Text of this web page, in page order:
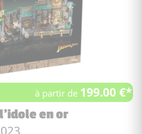
à partir de 199.00 €*
en or
:
sortie :